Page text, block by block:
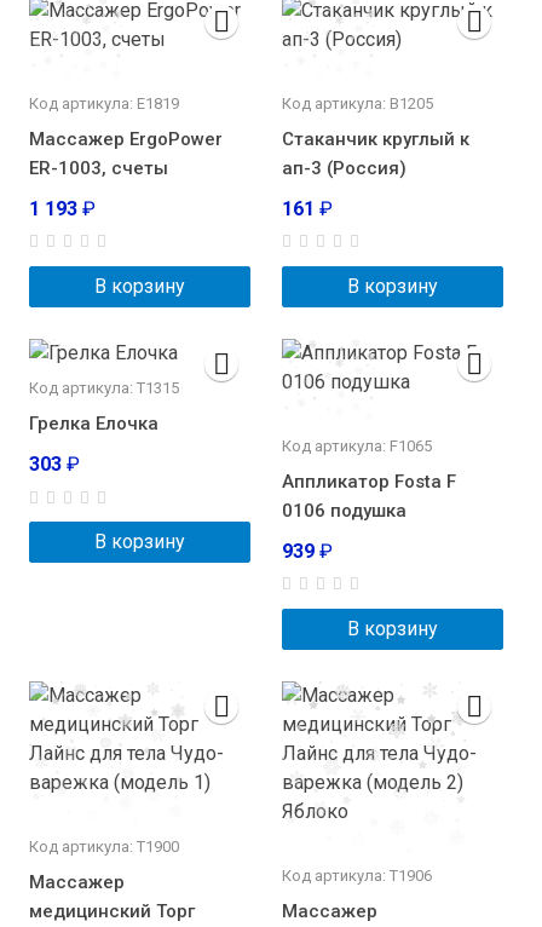
Код артикула: E1819
Массажер ErgoPower
ER-1003, счеты
1 193 ₽
В корзину
Код артикула: В1205
Стаканчик круглый к
ап-3 (Россия)
161 ₽
В корзину
Код артикула: Т1315
Грелка Елочка
303 ₽
В корзину
Код артикула: F1065
Аппликатор Fosta F
0106 подушка
939 ₽
В корзину
Код артикула: Т1900
Массажер
медицинский Торг
Код артикула: Т1906
Массажер